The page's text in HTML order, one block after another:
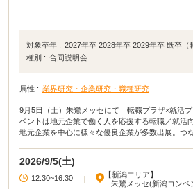
対象卒年 : 2027年卒 2028年卒 2029年卒 既卒（
種別 : 合同説明会
属性 : 業界研究・企業研究・職種研究
9月5日（土）朱鷺メッセにて「転職プラザ×就活
ベントは地元企業で働く人を応援する転職／就活
地元企業を中心に様々な優良企業が多数出展。つ
2026/9/5(土)
12:30~16:30
【新潟エリア】
朱鷺メッセ(新潟コンベ